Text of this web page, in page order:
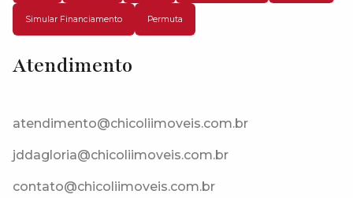
Simular Financiamento Permuta
Atendimento
atendimento@chicoliimoveis.com.br
jddagloria@chicoliimoveis.com.br
contato@chicoliimoveis.com.br